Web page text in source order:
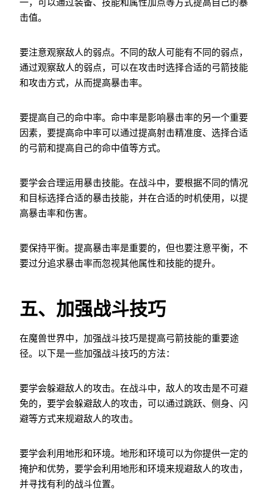
一，可以通过装备、技能和属性加点等方式提高自己的暴
击值。
要注意观察敌人的弱点。不同的敌人可能有不同的弱点，
通过观察敌人的弱点，可以在攻击时选择合适的弓箭技能
和攻击方式，从而提高暴击率。
要提高自己的命中率。命中率是影响暴击率的另一个重要
因素，要提高命中率可以通过提高射击精准度、选择合适
的弓箭和提高自己的命中值等方式。
要学会合理运用暴击技能。在战斗中，要根据不同的情况
和目标选择合适的暴击技能，并在合适的时机使用，以提
高暴击率和伤害。
要保持平衡。提高暴击率是重要的，但也要注意平衡，不
要过分追求暴击率而忽视其他属性和技能的提升。
五、加强战斗技巧
在魔兽世界中，加强战斗技巧是提高弓箭技能的重要途
径。以下是一些加强战斗技巧的方法：
要学会躲避敌人的攻击。在战斗中，敌人的攻击是不可避
免的，要学会躲避敌人的攻击，可以通过跳跃、侧身、闪
避等方式来规避敌人的攻击。
要学会利用地形和环境。地形和环境可以为你提供一定的
掩护和优势，要学会利用地形和环境来规避敌人的攻击，
并寻找有利的战斗位置。